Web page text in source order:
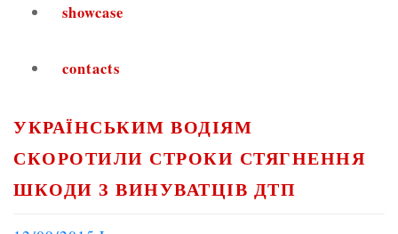
showcase
contacts
УКРАЇНСЬКИМ ВОДІЯМ
СКОРОТИЛИ СТРОКИ СТЯГНЕННЯ
ШКОДИ З ВИНУВАТЦІВ ДТП